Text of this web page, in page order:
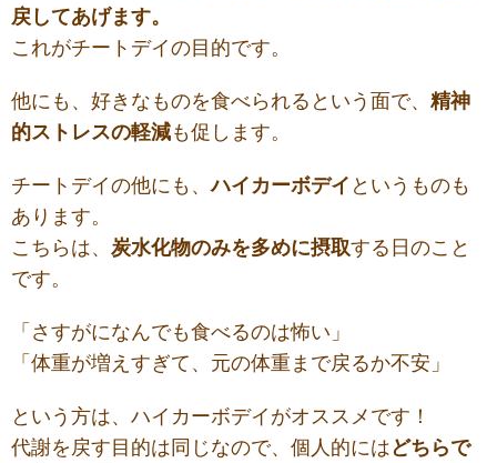
戻してあげます。
これがチートデイの目的です。
他にも、好きなものを食べられるという面で、 精神
的ストレスの軽減も促します。
チートデイの他にも、ハイカーボデイ というものも
あります。
こちらは、 炭水化物のみを多めに摂取する日のこと
です。
「さすがになんでも食べるのは怖い」
「体重が増えすぎて、元の体重まで戻るか不安」
という方は、ハイカーボデイがオススメです！
代謝を戻す目的は同じなので、個人的にはどちらで